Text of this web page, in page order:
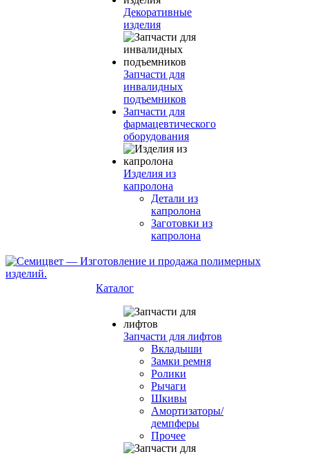
Декоративные
изделия
Запчасти для
инвалидных
подъемников
Запчасти для
фармацевтического
оборудования
Изделия из
капролона
Детали из
капролона
Заготовки из
капролона
Каталог
Запчасти для лифтов
Вкладыши
Замки ремня
Ролики
Рычаги
Шкивы
Амортизаторы/
демпферы
Прочее